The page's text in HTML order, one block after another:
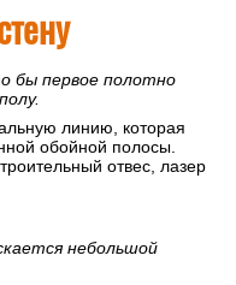
бы первое полотно
линию, которая
обойной полосы.
отвес, лазер
небольшой